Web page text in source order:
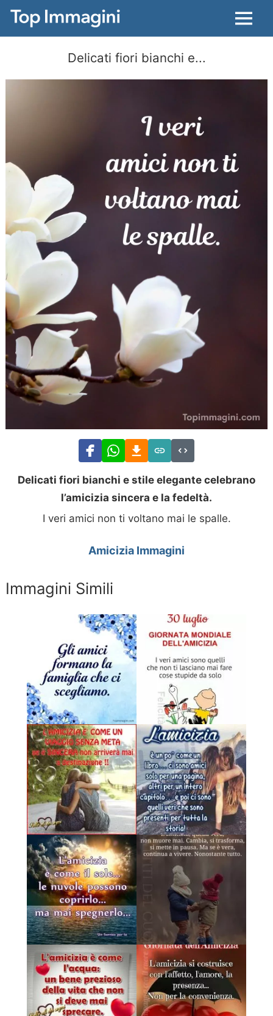
Menu
Delicati fiori bianchi e...
Delicati fiori bianchi e stile elegante celebrano
l’amicizia sincera e la fedeltà.
I veri amici non ti voltano mai le spalle.
Amicizia Immagini
Immagini Simili